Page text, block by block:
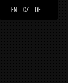
EN CZ DE